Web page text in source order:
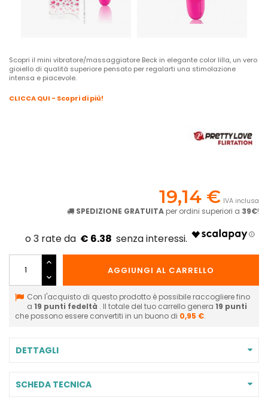
Scopri il mini vibratore/massaggiatore Beck in elegante color lilla, un vero
gioiello di qualità superiore pensato per regalarti una stimolazione
intensa e piacevole.
CLICCA QUI - Scopri di più!
19,14 € IVA inclusa
SPEDIZIONE GRATUITA per ordini superiori a 39€!
€ 6.38
AGGIUNGI AL CARRELLO
Con l'acquisto di questo prodotto è possibile raccogliere fino
a 19 punti fedeltà . Il totale del tuo carrello genera 19 punti
che possono essere convertiti in un buono di 0,95 €.
DETTAGLI
SCHEDA TECNICA